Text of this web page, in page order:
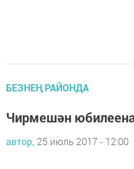
БЕЗНЕҢ РАЙОНДА
Чирмешән
автор, 25 июль 2017 - 12:00